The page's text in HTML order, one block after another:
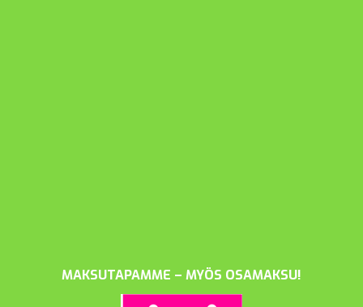
MAKSUTAPAMME – MYÖS OSAMAKSU!